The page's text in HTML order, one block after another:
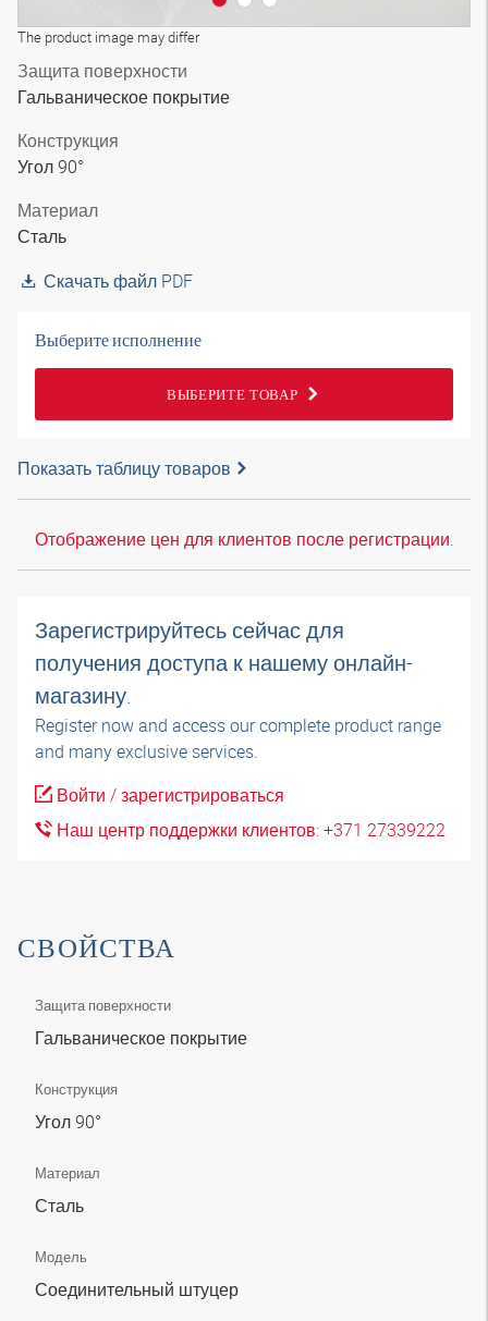
The product image may differ
Защита поверхности
Гальваническое покрытие
Конструкция
Угол 90°
Материал
Сталь
Скачать файл PDF
Выберите исполнение
ВЫБЕРИТЕ ТОВАР
Показать таблицу товаров
Отображение цен для клиентов после регистрации.
Зарегистрируйтесь сейчас для
получения доступа к нашему онлайн-
магазину.
Register now and access our complete product range
and many exclusive services.
Войти / зарегистрироваться
Наш центр поддержки клиентов: +371 27339222
СВОЙСТВА
Защита поверхности
Гальваническое покрытие
Конструкция
Угол 90°
Материал
Сталь
Модель
Соединительный штуцер